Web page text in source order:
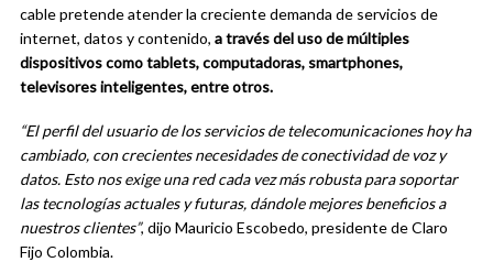
cable pretende atender la creciente demanda de servicios de
internet, datos y contenido, a través del uso de múltiples
dispositivos como tablets, computadoras, smartphones,
televisores inteligentes, entre otros.
“El perfil del usuario de los servicios de telecomunicaciones hoy ha
cambiado, con crecientes necesidades de conectividad de voz y
datos. Esto nos exige una red cada vez más robusta para soportar
las tecnologías actuales y futuras, dándole mejores beneficios a
nuestros clientes”, dijo Mauricio Escobedo, presidente de Claro
Fijo Colombia.